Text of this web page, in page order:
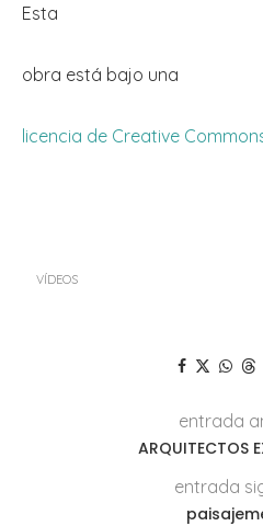
Esta
obra está bajo una
licencia de Creative
VÍDEOS
entrada
ARQUITECTOS
entrada